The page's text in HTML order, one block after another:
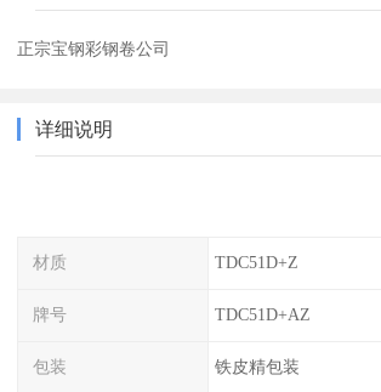
正宗宝钢彩钢卷公司
详细说明
材质 TDC51D+Z
牌号 TDC51D+AZ
包装 铁皮精包装